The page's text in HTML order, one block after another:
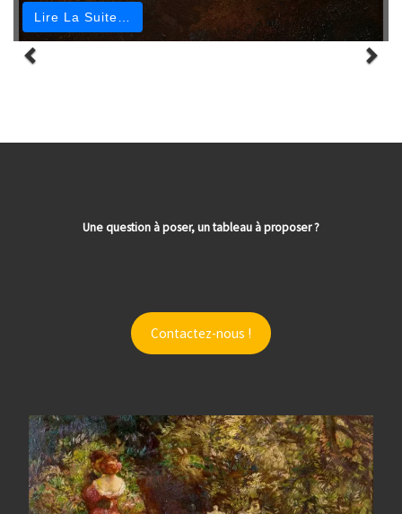
Lire La Suite…
Une question à poser, un tableau à proposer ?
Contactez-nous !